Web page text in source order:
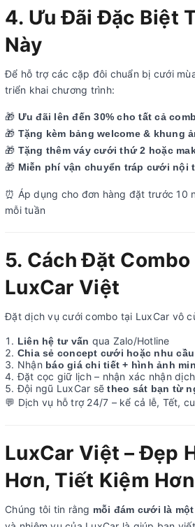
4. Ưu Đãi Đặc Biệt
Này
Để hỗ trợ các cặp đôi chuẩn bị cưới
triển khai chương trình:
🎁 Ưu đãi lên đến 30% cho tất cả
🎁 Tặng kèm bảng welcome & khung
🎁 Tặng thêm váy cưới thứ 2 hoặc
🎁 Miễn phí vận chuyển tráp cưới nội
⏰ Áp dụng cho đơn hàng đặt trước 10
mỗi tuần
5. Cách Đặt
LuxCar Việt
Đặt dịch vụ cưới combo tại LuxCar vô
Liên hệ tư vấn qua Zalo/Hotline
Chia sẻ concept cưới hoặc nhu
Nhận báo giá chi tiết + hình ảnh
Đặt cọc giữ lịch – nhận xác nhận
Đội ngũ LuxCar sẽtheo sát bạn từ
💬 Dịch vụ hỗ trợ 24/7 – kể cả lễ, Tết,
LuxCar Việt – Đẹp
Hơn, Tiết Kiệm Hơn
Chúng tôi tin rằng mỗi đám cưới là